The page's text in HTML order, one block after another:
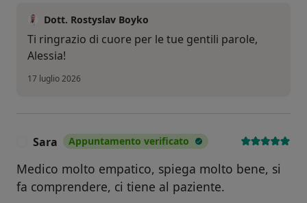
Dott. Rostyslav Boyko
Ti ringrazio di cuore per le tue gentili parole,
Alessia!
17 luglio 2026
Sara Appuntamento verificato
Medico molto empatico, spiega molto bene, si
fa comprendere, ci tiene al paziente.